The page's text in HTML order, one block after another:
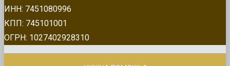
ИНН: 7451080996
КПП: 745101001
ОГРН: 1027402928310